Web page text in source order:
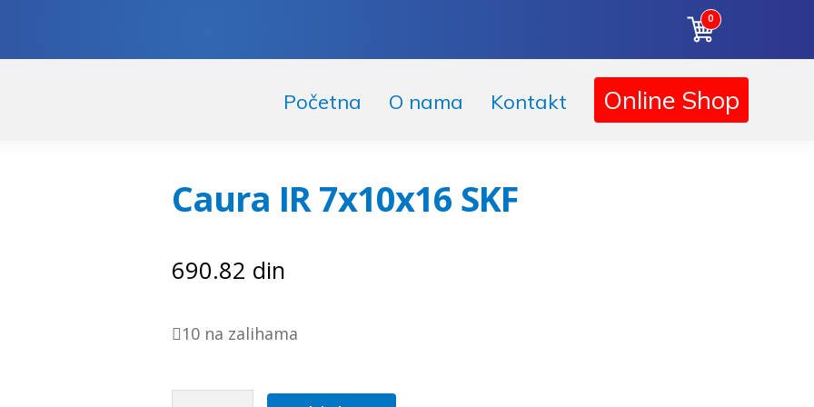
0
Početna O nama Kontakt Online Shop
Caura IR 7x10x16 SKF
690.82 din
10 na zalihama
Caura